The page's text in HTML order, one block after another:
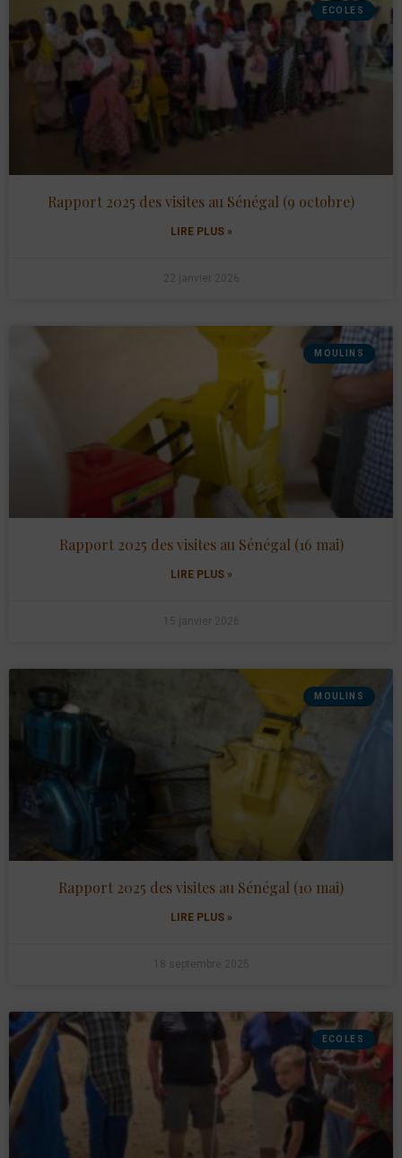
ECOLES
Rapport 2025 des visites au Sénégal (9 octobre)
LIRE PLUS »
22 janvier 2026
MOULINS
Rapport 2025 des visites au Sénégal (16 mai)
LIRE PLUS »
15 janvier 2026
MOULINS
Rapport 2025 des visites au Sénégal (10 mai)
LIRE PLUS »
18 septembre 2025
ECOLES